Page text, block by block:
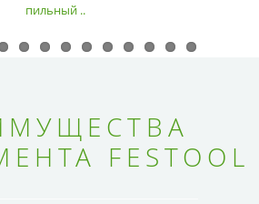
пильный ..
FESTOOL